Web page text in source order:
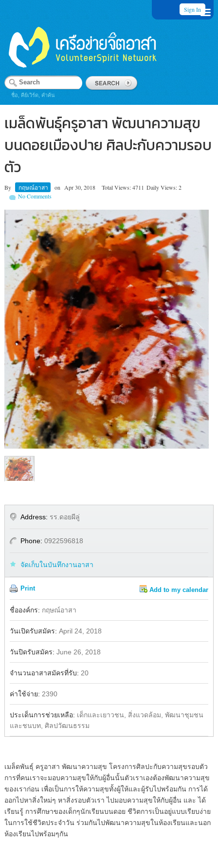
Sign In
ชื่อ, คีย์เวิร์ด, คำค้น
เมล็ดพันธุ์ครูอาสา พัฒนาความสุข
บนดอยเมืองปาย ศิลปะกับความรอบ
ตัว
By กฤษณ์อาสา on Apr 30, 2018 Total Views: 4711 Daily Views: 2
No Comments
/1
Address: รร.ดอยผีลู่
Phone: 0922596818
จัดเก็บในบันทึกงานอาสา
Print Add to my calendar
ชื่อองค์กร: กฤษณ์อาสา
วันเปิดรับสมัคร: April 24, 2018
วันปิดรับสมัคร: June 26, 2018
จำนวนอาสาสมัครที่รับ: 20
ค่าใช้จ่าย: 2390
ประเด็นการช่วยเหลือ: เด็กและเยาวชน, สิ่งแวดล้อม, พัฒนาชุมชน
และชนบท, ศิลปวัฒนธรรม
เมล็ดพันธุ์ ครูอาสา พัฒนาความสุข โครงการศิลปะกับความสุขรอบตัว
การที่คนเราจะมอบความสุขให้กับผู้อื่นนั้นตัวเราเองต้องพัฒนาความสุข
ของเราก่อน เพื่อเป็นการให้ความสุขทั้งผู้ให้และผู้รับไปพร้อมกัน การได้
ออกไปหาสิ่งใหม่ๆ หาสิ่งรอบตัวเรา ไปมอบความสุขให้กับผู้อื่น และ ได้
เรียนรู้ การศึกษาของเด็กๆนักเรียนบนดอย ชีวิตการเป็นอยู่แบบเรียบง่าย
ในการใช้ชีวิตประจำวัน ร่วมกันไปพัฒนาความสุขในห้องเรียนและนอก
ห้องเรียนไปพร้อมๆกัน